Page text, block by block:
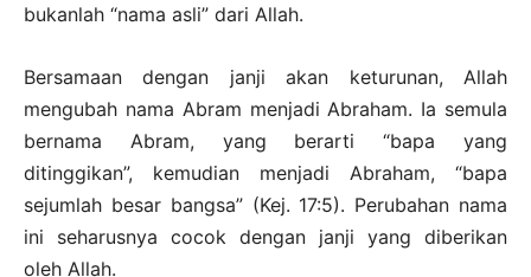
bukanlah “nama asli” dari Allah.
Bersamaan dengan janji akan keturunan, Allah
mengubah nama Abram menjadi Abraham. Ia semula
bernama Abram, yang berarti “bapa yang
ditinggikan”, kemudian menjadi Abraham, “bapa
sejumlah besar bangsa” (Kej. 17:5). Perubahan nama
ini seharusnya cocok dengan janji yang diberikan
oleh Allah.